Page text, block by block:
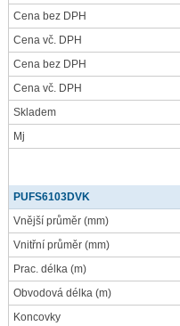
Cena bez DPH
Cena vč. DPH
Cena bez DPH
Cena vč. DPH
Skladem
Mj
PUFS6103DVK
Vnější průměr (mm)
Vnitřní průměr (mm)
Prac. délka (m)
Obvodová délka (m)
Koncovky